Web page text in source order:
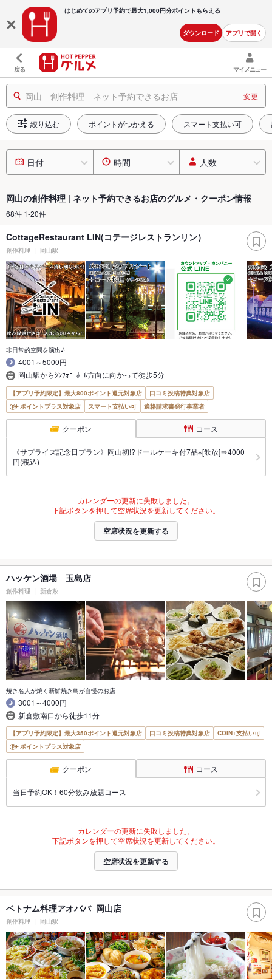
はじめてのアプリ予約で最大1,000円分ポイントもらえる
ダウンロード アプリで開く
戻る マイメニュー
岡山 創作料理 ネット予約できるお店 変更
絞り込む ポイントがつかえる スマート支払い可
日付 時間 人数
岡山の創作料理 | ネット予約できるお店のグルメ・クーポン情報
68件 1-20件
CottageRestaurant LIN(コテージレストランリン）
創作料理 岡山駅
非日常的空間を演出♪
4001～5000円
岡山駅からｼﾝﾌｫﾆｰﾎｰﾙ方向に向かって徒歩5分
【アプリ予約限定】最大800ポイント還元対象店
口コミ投稿特典対象店
ポイントプラス対象店
スマート支払い可 適格請求書発行事業者
クーポン コース
《サプライズ記念日プラン》岡山初!?ドールケーキ付7品※[飲放]⇒4000
円(税込)
カレンダーの更新に失敗しました。
下記ボタンを押して空席状況を更新してください。
空席状況を更新する
ハッケン酒場 玉島店
創作料理 新倉敷
焼き名人が焼く新鮮焼き鳥が自慢のお店
3001～4000円
新倉敷南口から徒歩11分
【アプリ予約限定】最大350ポイント還元対象店 口コミ投稿特典対象店
COIN+支払い可
ポイントプラス対象店
クーポン コース
当日予約OK！60分飲み放題コース
カレンダーの更新に失敗しました。
下記ボタンを押して空席状況を更新してください。
空席状況を更新する
ベトナム料理アオババ 岡山店
創作料理 岡山駅